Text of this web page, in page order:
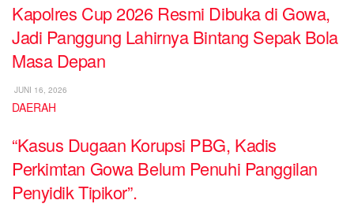
Kapolres Cup 2026 Resmi Dibuka di Gowa,
Jadi Panggung Lahirnya Bintang Sepak Bola
Masa Depan
JUNI 16, 2026
DAERAH
“Kasus Dugaan Korupsi PBG, Kadis
Perkimtan Gowa Belum Penuhi Panggilan
Penyidik Tipikor”.